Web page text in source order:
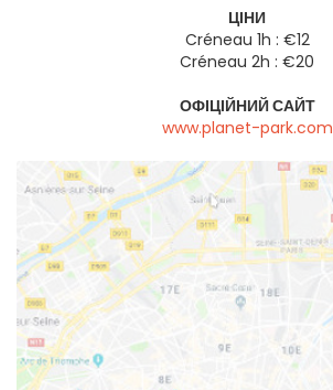
ЦІНИ
Créneau 1h : €12
Créneau 2h : €20
ОФІЦІЙНИЙ САЙТ
www.planet-park.com